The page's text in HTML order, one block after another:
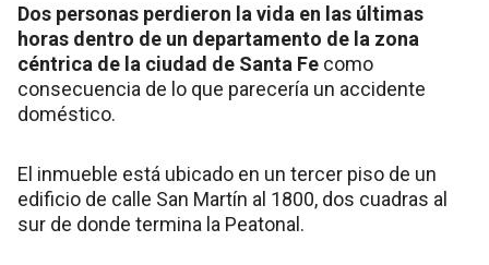
Dos personas perdieron la vida en las últimas
horas dentro de un departamento de la zona
céntrica de la ciudad de Santa Fe como
consecuencia de lo que parecería un accidente
doméstico.
El inmueble está ubicado en un tercer piso de un
edificio de calle San Martín al 1800, dos cuadras al
sur de donde termina la Peatonal.